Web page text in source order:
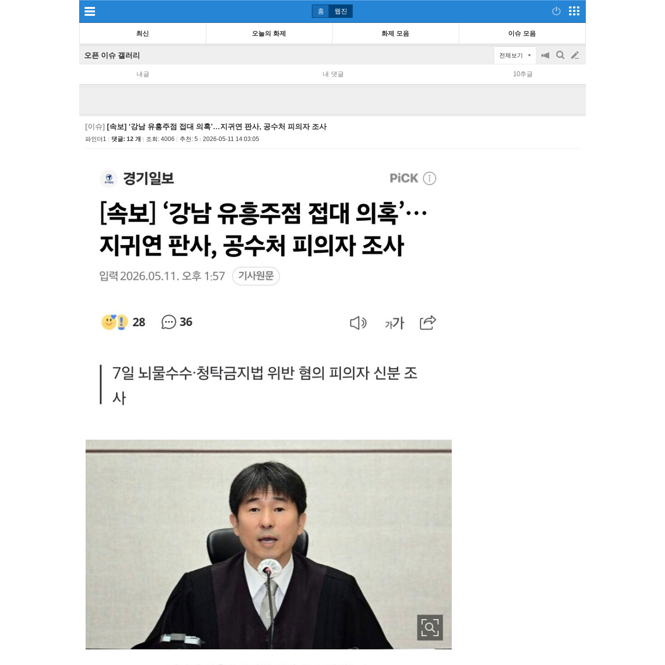
홈 웹진
최신 오늘의 화제 화제 모음 이슈 모음
오픈 이슈 갤러리 전체보기
공
on/off
검
글
쓰
내글 내 댓글 10추글
[이슈] [속보] ‘강남 유흥주점 접대 의혹’…지귀연 판사, 공수처 피의자 조사
파인더1 댓글: 12 개 조회: 4006 추천: 5 2026-05-11 14:03:05